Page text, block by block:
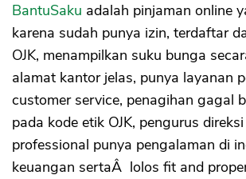
BantuSaku adalah pinjaman online
karena sudah punya izin, terdaftar
OJK, menampilkan suku bunga
alamat kantor jelas, punya layanan
customer service, penagihan gagal
pada kode etik OJK, pengurus
professional punya pengalaman di
keuangan sertaÂ lolos fit and